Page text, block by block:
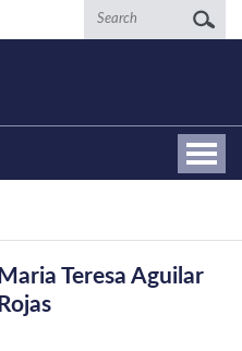
Search
Maria Teresa Aguilar
Rojas